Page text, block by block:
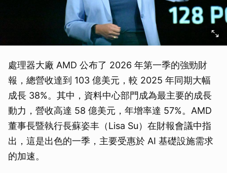
處理器大廠 AMD 公布了 2026 年第一季的強勁財
報，總營收達到 103 億美元，較 2025 年同期大幅
成長 38%。其中，資料中心部門成為最主要的成長
動力，營收高達 58 億美元，年增率達 57%。AMD
董事長暨執行長蘇姿丰（Lisa Su）在財報會議中指
出，這是出色的一季，主要受惠於 AI 基礎設施需求
的加速。